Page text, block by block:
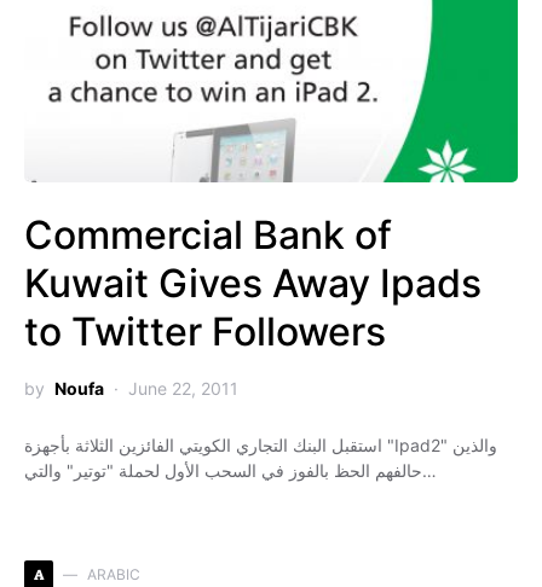
Commercial Bank of
Kuwait Gives Away Ipads
to Twitter Followers
by Noufa June 22, 2011
استقبل البنك التجاري الكويتي الفائزين الثلاثة بأجهزة "Ipad2" والذين
حالفهم الحظ بالفوز في السحب الأول لحملة "توتير" والتي…
A ARABIC